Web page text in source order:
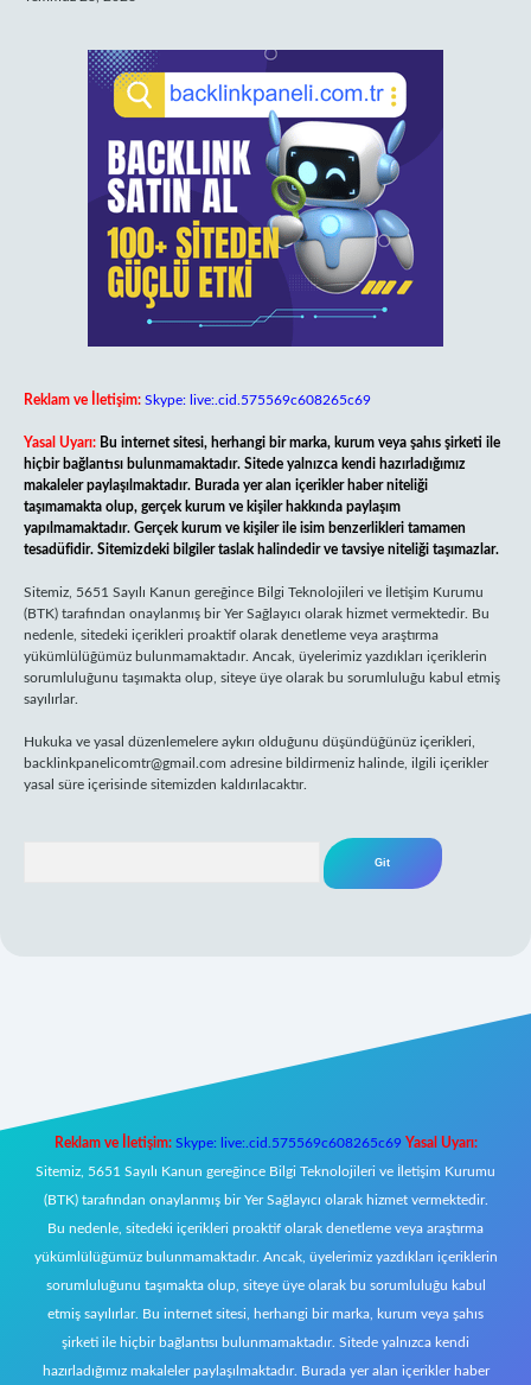
Reklam ve İletişim: Skype: live:.cid.575569c608265c69
Yasal Uyarı: Bu internet sitesi, herhangi bir marka, kurum veya şahıs şirketi ile
hiçbir bağlantısı bulunmamaktadır. Sitede yalnızca kendi hazırladığımız
makaleler paylaşılmaktadır. Burada yer alan içerikler haber niteliği
taşımamakta olup, gerçek kurum ve kişiler hakkında paylaşım
yapılmamaktadır. Gerçek kurum ve kişiler ile isim benzerlikleri tamamen
tesadüfidir. Sitemizdeki bilgiler taslak halindedir ve tavsiye niteliği taşımazlar.
Sitemiz, 5651 Sayılı Kanun gereğince Bilgi Teknolojileri ve İletişim Kurumu
(BTK) tarafından onaylanmış bir Yer Sağlayıcı olarak hizmet vermektedir. Bu
nedenle, sitedeki içerikleri proaktif olarak denetleme veya araştırma
yükümlülüğümüz bulunmamaktadır. Ancak, üyelerimiz yazdıkları içeriklerin
sorumluluğunu taşımakta olup, siteye üye olarak bu sorumluluğu kabul etmiş
sayılırlar.
Hukuka ve yasal düzenlemelere aykırı olduğunu düşündüğünüz içerikleri,
backlinkpanelicomtr@gmail.com adresine bildirmeniz halinde, ilgili içerikler
yasal süre içerisinde sitemizden kaldırılacaktır.
Reklam ve İletişim: Skype: live:.cid.575569c608265c69 Yasal Uyarı:
Sitemiz, 5651 Sayılı Kanun gereğince Bilgi Teknolojileri ve İletişim Kurumu
(BTK) tarafından onaylanmış bir Yer Sağlayıcı olarak hizmet vermektedir.
Bu nedenle, sitedeki içerikleri proaktif olarak denetleme veya araştırma
yükümlülüğümüz bulunmamaktadır. Ancak, üyelerimiz yazdıkları içeriklerin
sorumluluğunu taşımakta olup, siteye üye olarak bu sorumluluğu kabul
etmiş sayılırlar. Bu internet sitesi, herhangi bir marka, kurum veya şahıs
şirketi ile hiçbir bağlantısı bulunmamaktadır. Sitede yalnızca kendi
hazırladığımız makaleler paylaşılmaktadır. Burada yer alan içerikler haber